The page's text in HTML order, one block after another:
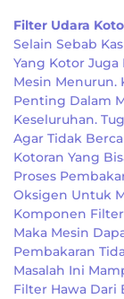
Filter Udara
Selain Sebab
Yang Kotor Juga
Mesin Menurun.
Penting Dalam
Keseluruhan.
Agar Tidak
Kotoran Yang
Proses
Oksigen Untuk
Komponen
Maka Mesin
Pembakaran
Masalah Ini
Filter Hawa Dari